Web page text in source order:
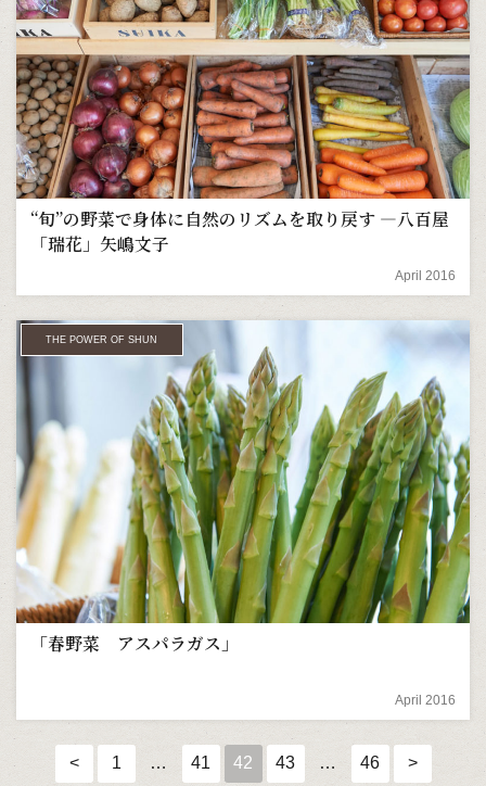
“旬”の野菜で身体に自然のリズムを取り戻す ―八百屋
「瑞花」矢嶋文子
April 2016
THE POWER OF SHUN
「春野菜 アスパラガス」
April 2016
< 1 … 41 42 43 … 46 >